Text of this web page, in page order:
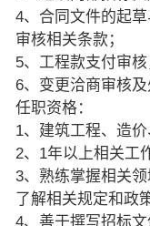
4、合同文件的起
审核相关条款；
5、工程款支付审
6、变更洽商审核及
任职资格：
1、建筑工程、造
2、1年以上相关工
3、熟练掌握相关
了解相关规定和政策
4、善于撰写招标文